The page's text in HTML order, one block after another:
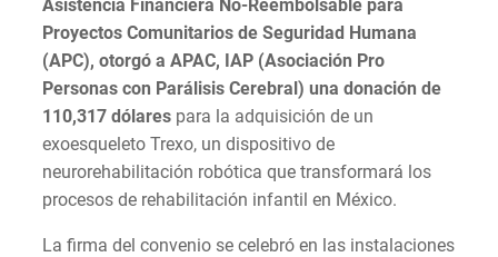
Asistencia Financiera No-Reembolsable para
Proyectos Comunitarios de Seguridad Humana
(APC), otorgó a APAC, IAP (Asociación Pro
Personas con Parálisis Cerebral) una donación de
110,317 dólares para la adquisición de un
exoesqueleto Trexo, un dispositivo de
neurorehabilitación robótica que transformará los
procesos de rehabilitación infantil en México.
La firma del convenio se celebró en las instalaciones